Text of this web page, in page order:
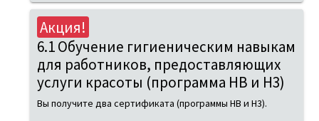
Акция!
6.1 Обучение гигиеническим навыкам
для работников, предоставляющих
услуги красоты (программа HB и H3)
Вы получите два сертификата (программы HB и H3).